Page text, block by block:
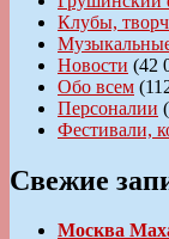
Клубы,
Новости (42
Обо всем
Персоналии
Фестивали,
Свежие
Москва